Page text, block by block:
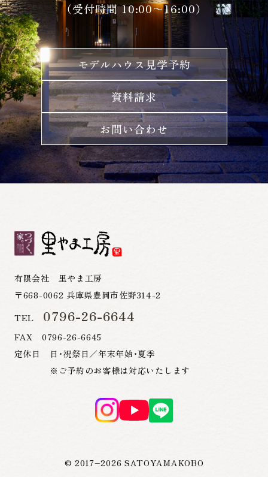
（受付時間 10:00〜16:00）
モデルハウス見学予約
資料請求
お問い合わせ
有限会社 里やま工房
〒668-0062 兵庫県豊岡市佐野314-2
TEL 0796-26-6644
FAX 0796-26-6645
定休日 日・祝祭日／年末年始・夏季
※ご予約のお客様は対応いたします
© 2017–2026 SATOYAMAKOBO